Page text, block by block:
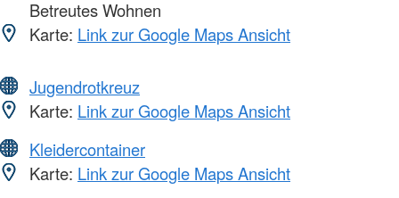
Betreutes Wohnen
Karte: Link zur Google Maps Ansicht
Jugendrotkreuz
Karte: Link zur Google Maps Ansicht
Kleidercontainer
Karte: Link zur Google Maps Ansicht